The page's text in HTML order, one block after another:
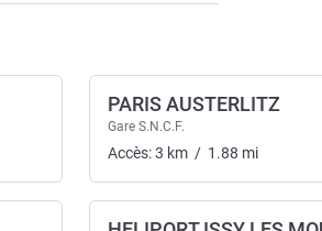
PARIS AUSTERLITZ
Gare S.N.C.F.
Accès:3 km / 1.88 mi